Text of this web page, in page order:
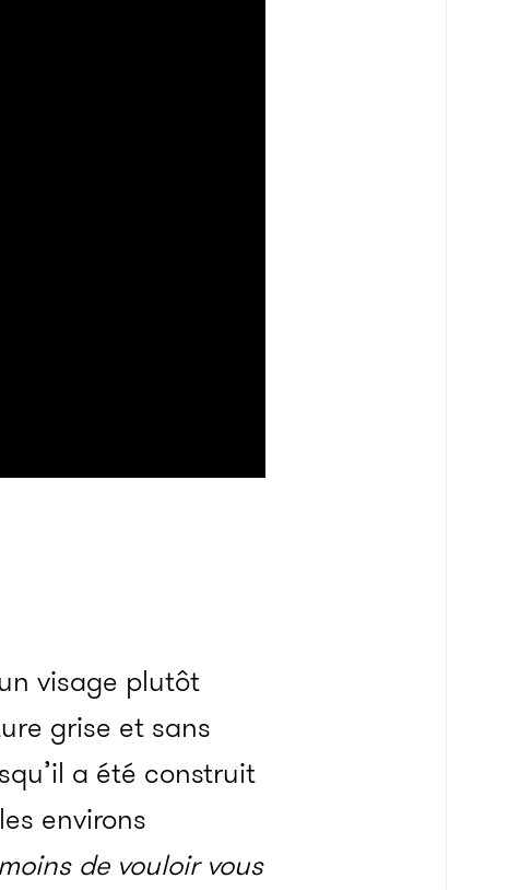
visage plutôt
grise et sans
a été construit
environs
de vouloir vous